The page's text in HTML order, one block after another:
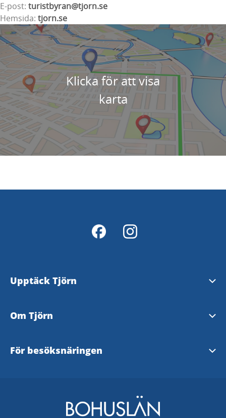
E-post: turistbyran@tjorn.se
Hemsida: tjorn.se
Klicka för att visa
karta
Upptäck Tjörn
Se och göra
Om Tjörn
Välkommen till Tjörn
För besöksnäringen